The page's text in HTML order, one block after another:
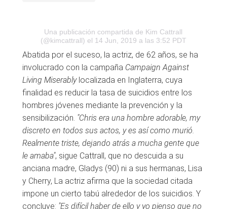
Una publicación compartida de Kim Cattrall
(@kimcattrall) el 14 Jun, 2019 a las 3:52 PDT
Abatida por el suceso, la actriz, de 62 años, se ha
involucrado con la campaña Campaign Against
Living Miserablylocalizada en Inglaterra, cuya
finalidad es reducir la tasa de suicidios entre los
hombres jóvenes mediante la prevención y la
sensibilización. "Chris era una hombre adorable, my
discreto en todos sus actos, y es así como murió.
Realmente triste, dejando atrás a mucha gente que
le amaba", sigue Cattrall, que no descuida a su
anciana madre, Gladys (90) ni a sus hermanas, Lisa
y Cherry, La actriz afirma que la sociedad citada
impone un cierto tabú alrededor de los suicidios. Y
concluye: "Es difícil haber de ello y yo pienso que no